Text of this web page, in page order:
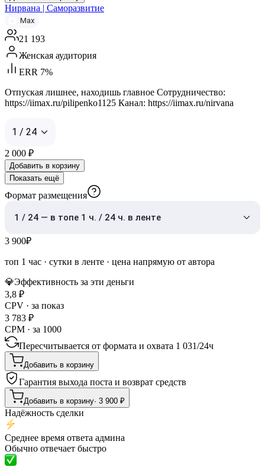
Нирвана | Саморазвитие
Max
21 193
Женская аудитория
ERR 7%
Отпуская лишнее, находишь главное Сотрудничество:
https://iimax.ru/pilipenko1125 Канал: https://iimax.ru/nirvana
1 / 24
2 000 ₽
Добавить в корзину
Показать ещё
Формат размещения
1 / 24 — в топе 1 ч. / 24 ч. в ленте
3 900₽
топ 1 час · сутки в ленте · цена напрямую от автора
💎Эффективность за эти деньги
3,8 ₽
CPV · за показ
3 783 ₽
CPM · за 1000
Пересчитывается от формата и охвата 1 031/24ч
Добавить в корзину
Гарантия выхода поста и возврат средств
Добавить в корзину· 3 900 ₽
Надёжность сделки
Среднее время ответа админа
Обычно отвечает быстро